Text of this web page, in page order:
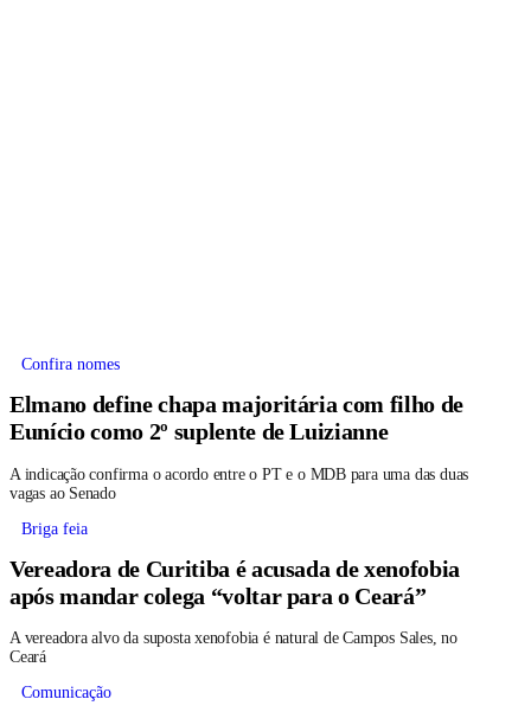
Confira nomes
Elmano define chapa majoritária com filho de
Eunício como 2º suplente de Luizianne
A indicação confirma o acordo entre o PT e o MDB para uma das duas
vagas ao Senado
Briga feia
Vereadora de Curitiba é acusada de xenofobia
após mandar colega “voltar para o Ceará”
A vereadora alvo da suposta xenofobia é natural de Campos Sales, no
Ceará
Comunicação